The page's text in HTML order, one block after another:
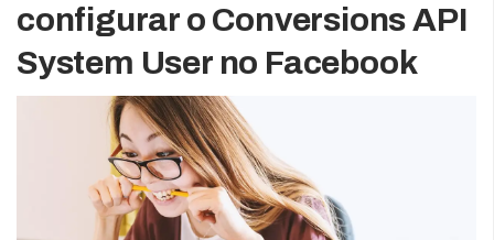
configurar o Conversions API
System User no Facebook